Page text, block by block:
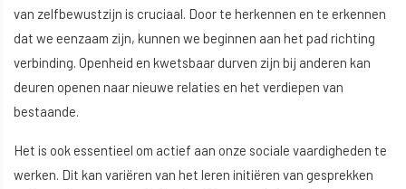
van zelfbewustzijn is cruciaal. Door te herkennen en te erkennen
dat we eenzaam zijn, kunnen we beginnen aan het pad richting
verbinding. Openheid en kwetsbaar durven zijn bij anderen kan
deuren openen naar nieuwe relaties en het verdiepen van
bestaande.
Het is ook essentieel om actief aan onze sociale vaardigheden te
werken. Dit kan variëren van het leren initiëren van gesprekken